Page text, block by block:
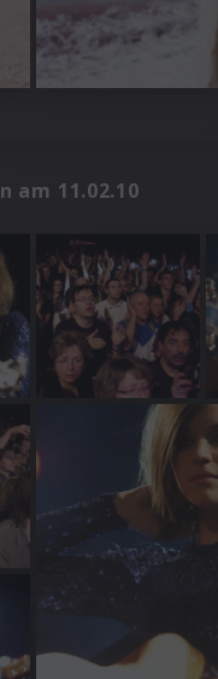
am 11.02.10